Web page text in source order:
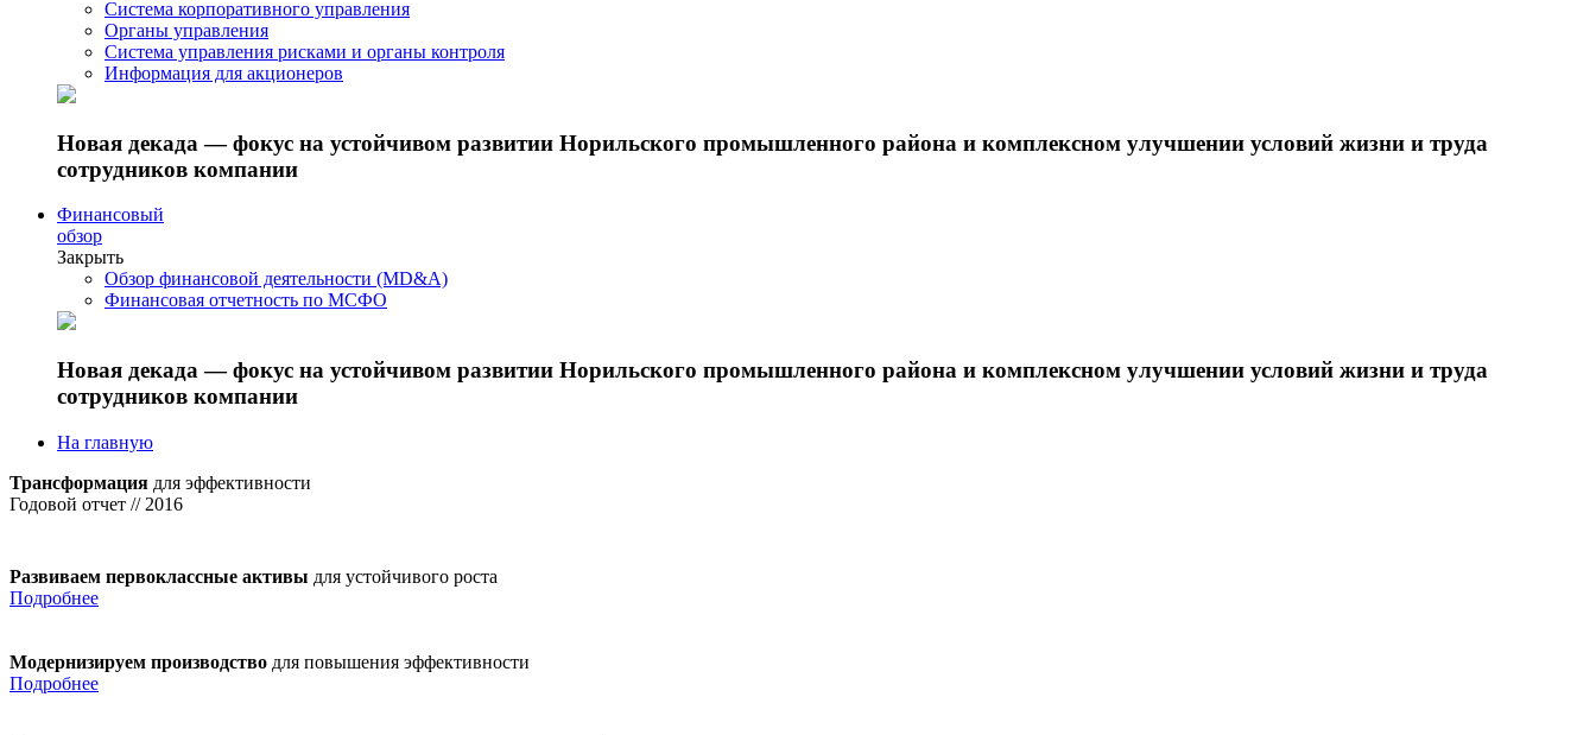
Система корпоративного управления
Органы управления
Система управления рисками и органы контроля
Информация для акционеров
Новая декада — фокус на устойчивом развитии Норильского промышленного района и комплексном улучшении условий жизни и труда
сотрудников компании
Финансовый
обзор
Закрыть
Обзор финансовой деятельности (MD&A)
Финансовая отчетность по МСФО
Новая декада — фокус на устойчивом развитии Норильского промышленного района и комплексном улучшении условий жизни и труда
сотрудников компании
На главную
Трансформация для эффективности
Годовой отчет // 2016
Развиваем первоклассные активы для устойчивого роста
Подробнее
Модернизируем производство для повышения эффективности
Подробнее